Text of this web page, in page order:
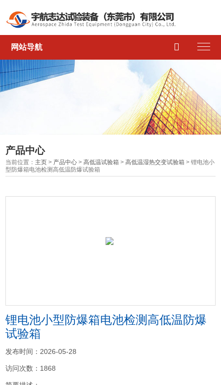
网站导航 
产品中心
当前位置： 主页 > 产品中心 >高低温试验箱 >高低温湿热交变试验箱 > 锂电池小
型防爆箱电池检测高低温防爆试验箱
锂电池小型防爆箱电池检测高低温防爆
试验箱
发布时间：2026-05-28
访问次数：1868